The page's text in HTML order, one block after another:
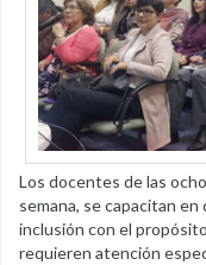
Los docentes de las
semana, se capacitan
inclusión con el
requieren atención